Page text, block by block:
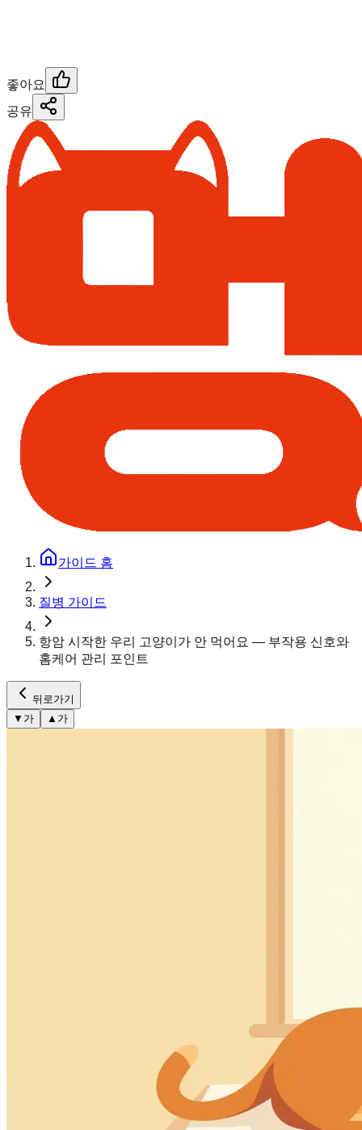
좋아요
공유
가이드 홈
질병 가이드
항암 시작한 우리 고양이가 안 먹어요 — 부작용 신호와
홈케어 관리 포인트
뒤로가기
▼ 가 ▲ 가